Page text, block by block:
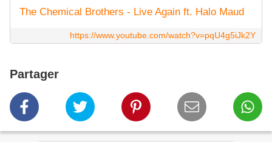
The Chemical Brothers - Live Again ft. Halo Maud
https://www.youtube.com/watch?v=pqU4g5iJk2Y
Partager